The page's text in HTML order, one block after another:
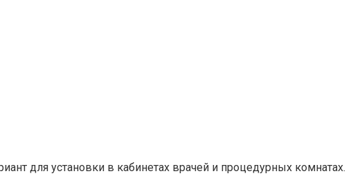
для установки в кабинетах врачей и процедурных комнатах.